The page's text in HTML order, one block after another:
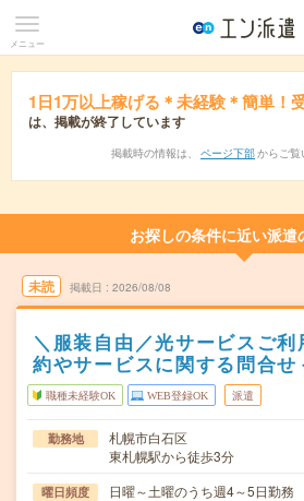
メニュー
1日1万以上稼げる＊未経験＊簡単！
は、掲載が終了しています
掲載時の情報は、 ページ下部 からご覧
お探しの条件に近い派遣
未読 掲載日 2026/08/08
＼服装自由／光サービスご
約やサービスに関する問合せ
職種未経験OK WEB登録OK 派遣
勤務地
札幌市白石区
東札幌駅から徒歩3分
曜日頻度 日曜～土曜のうち週4～5日勤務